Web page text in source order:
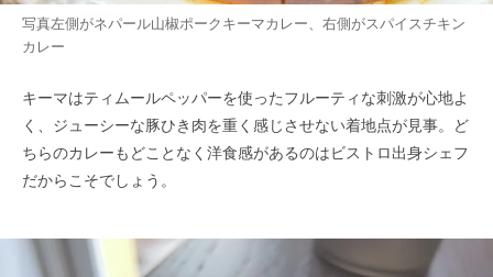
写真左側がネパール山椒ポークキーマカレー、右側がスパイスチキン
カレー
キーマはティムールペッパーを使ったフルーティな刺激が心地よ
く、ジューシーな豚ひき肉を重く感じさせない着地点が見事。ど
ちらのカレーもどことなく洋食感があるのはビストロ出身シェフ
だからこそでしょう。